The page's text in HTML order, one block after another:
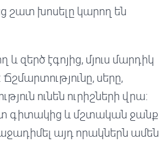
շատ խոսելը կարող են
զերծ էգոյից, մյուս մարդիկ
սերը,
ունեն ուրիշների վրա:
գիտակից և մշտական ​​ջանք
այդ որակներն ամեն